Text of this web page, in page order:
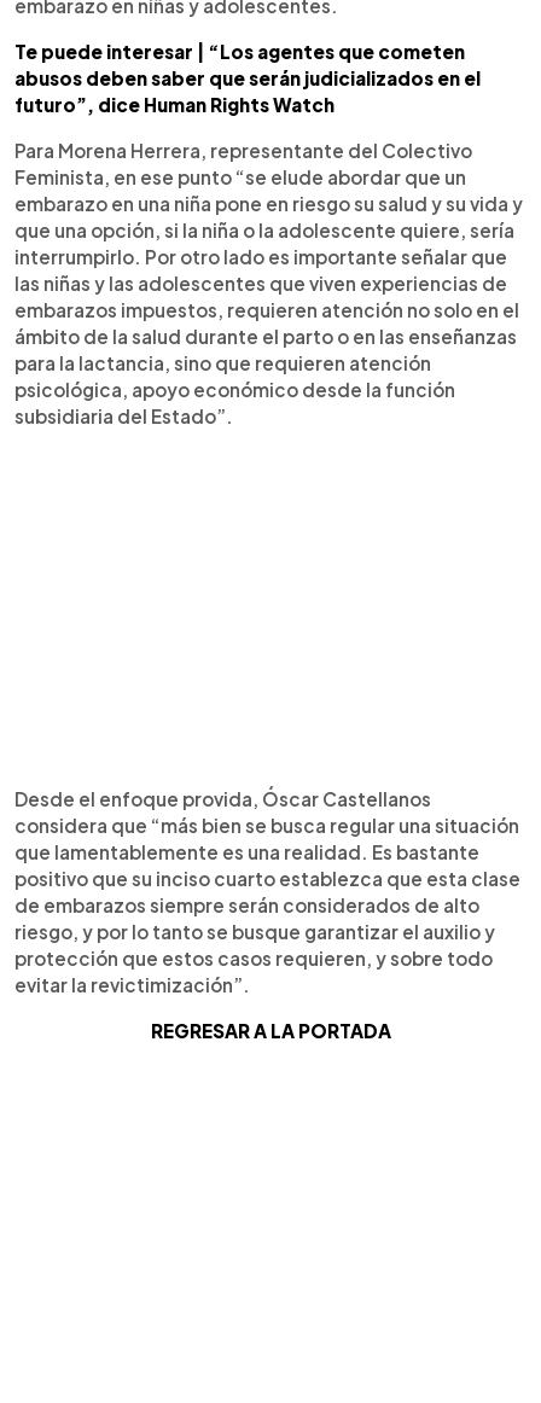
embarazo en niñas y adolescentes.
Te puede interesar | “Los agentes que cometen
abusos deben saber que serán judicializados en el
futuro”, dice Human Rights Watch
Para Morena Herrera, representante del Colectivo
Feminista, en ese punto “se elude abordar que un
embarazo en una niña pone en riesgo su salud y su vida y
que una opción, si la niña o la adolescente quiere, sería
interrumpirlo. Por otro lado es importante señalar que
las niñas y las adolescentes que viven experiencias de
embarazos impuestos, requieren atención no solo en el
ámbito de la salud durante el parto o en las enseñanzas
para la lactancia, sino que requieren atención
psicológica, apoyo económico desde la función
subsidiaria del Estado”.
Desde el enfoque provida, Óscar Castellanos
considera que “más bien se busca regular una situación
que lamentablemente es una realidad. Es bastante
positivo que su inciso cuarto establezca que esta clase
de embarazos siempre serán considerados de alto
riesgo, y por lo tanto se busque garantizar el auxilio y
protección que estos casos requieren, y sobre todo
evitar la revictimización”.
REGRESAR A LA PORTADA